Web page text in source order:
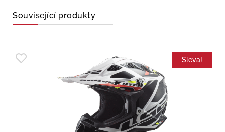
Související produkty
Sleva!